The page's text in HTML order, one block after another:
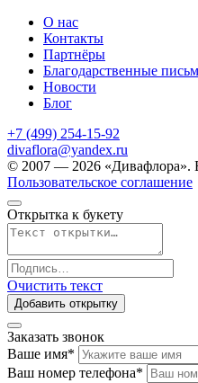
О нас
Контакты
Партнёры
Благодарственные
Новости
Блог
+7 (499) 254-15-92
divaflora@yandex.ru
© 2007 — 2026 «Дивафлора».
Пользовательское соглашение
Открытка к букету
Очистить текст
Добавить открытку
Заказать звонок
Ваше имя*
Ваш номер телефона*